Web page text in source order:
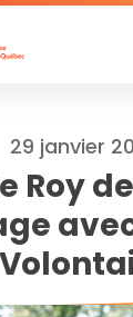
29 janvier
Roy